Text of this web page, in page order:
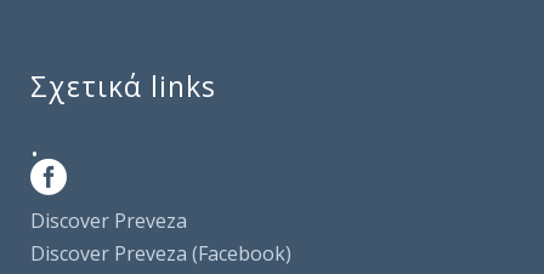
Σχετικά links
.
Discover Preveza
Discover Preveza (Facebook)